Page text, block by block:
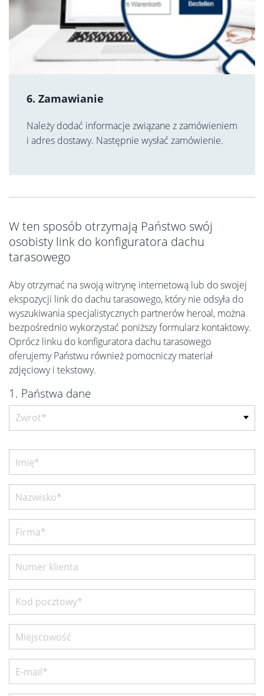
6. Zamawianie
Należy dodać informacje związane z zamówieniem
i adres dostawy. Następnie wysłać zamówienie.
W ten sposób otrzymają Państwo swój
osobisty link do konfiguratora dachu
tarasowego
Aby otrzymać na swoją witrynę internetową lub do swojej
ekspozycji link do dachu tarasowego, który nie odsyła do
wyszukiwania specjalistycznych partnerów heroal, można
bezpośrednio wykorzystać poniższy formularz kontaktowy.
Oprócz linku do konfiguratora dachu tarasowego
oferujemy Państwu również pomocniczy materiał
zdjęciowy i tekstowy.
1. Państwa dane